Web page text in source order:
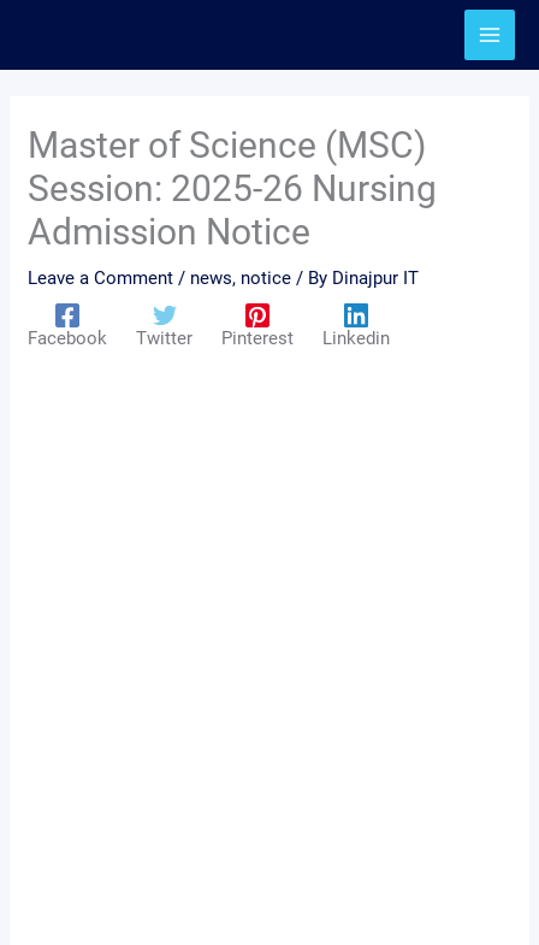
Master of Science (MSC)
Session: 2025-26 Nursing
Admission Notice
Leave a Comment / news, notice / By Dinajpur IT
Facebook Twitter Pinterest Linkedin